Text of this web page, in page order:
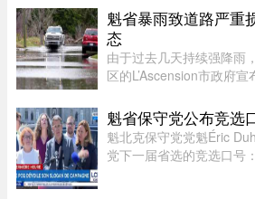
多名乘客。蒙特利尔警方
魁省暴雨致道路严重
态
由于过去几天持续强降雨
区的L’Ascension市政府
区遭遇严重雨灾，多条道
段甚至被冲毁或无法通行
魁省保守党公布竞选
魁北克保守党党魁Éric
党下一届省选的竞选口号